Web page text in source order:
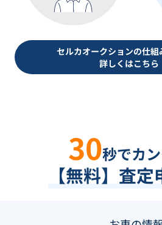
セルカオークションの仕組
詳しくはこちら
30秒でカン
【無料】査